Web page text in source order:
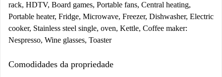
rack, HDTV, Board games, Portable fans, Central heating,
Portable heater, Fridge, Microwave, Freezer, Dishwasher, Electric
cooker, Stainless steel single, oven, Kettle, Coffee maker:
Nespresso, Wine glasses, Toaster
Comodidades da propriedade